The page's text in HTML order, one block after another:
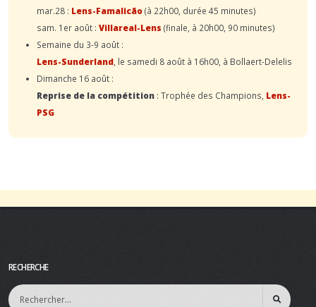
mar.28 : Lens-Famalicão(à 22h00, durée 45 minutes)
sam. 1er août : Villareal-Lens (finale, à 20h00, 90 minutes)
Semaine du 3-9 août :
Lens-Sunderland , le samedi 8 août à 16h00, à Bollaert-Delelis
Dimanche 16 août :
Reprise de la compétition : Trophée des Champions, Lens-
PSG
RECHERCHE